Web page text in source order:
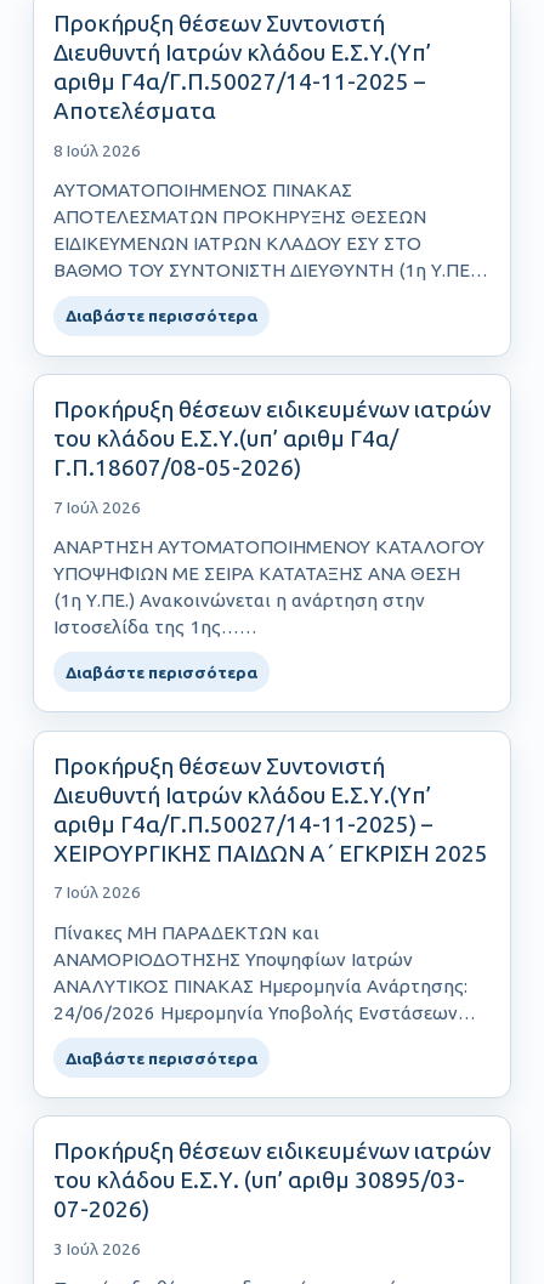
Προκήρυξη θέσεων Συντονιστή
Διευθυντή Ιατρών κλάδου Ε.Σ.Υ.(Yπ’
αριθμ Γ4α/Γ.Π.50027/14-11-2025 –
Αποτελέσματα
8 Ιούλ 2026
ΑΥΤΟΜΑΤΟΠΟΙΗΜΕΝΟΣ ΠΙΝΑΚΑΣ
ΑΠΟΤΕΛΕΣΜΑΤΩΝ ΠΡΟΚΗΡΥΞΗΣ ΘΕΣΕΩΝ
ΕΙΔΙΚΕΥΜΕΝΩΝ ΙΑΤΡΩΝ ΚΛΑΔΟΥ ΕΣΥ ΣΤΟ
ΒΑΘΜΟ ΤΟΥ ΣΥΝΤΟΝΙΣΤΗ ΔΙΕΥΘΥΝΤΗ (1η Υ.ΠΕ.)
Ανακοινώνεται η……
Διαβάστε περισσότερα
Προκήρυξη θέσεων ειδικευμένων ιατρών
του κλάδου Ε.Σ.Υ.(υπ’ αριθμ Γ4α/
Γ.Π.18607/08-05-2026)
7 Ιούλ 2026
ΑΝΑΡΤΗΣΗ ΑΥΤΟΜΑΤΟΠΟΙΗΜΕΝΟΥ ΚΑΤΑΛΟΓΟΥ
ΥΠΟΨΗΦΙΩΝ ΜΕ ΣΕΙΡΑ ΚΑΤΑΤΑΞΗΣ ΑΝΑ ΘΕΣΗ
(1η Υ.ΠΕ.) Ανακοινώνεται η ανάρτηση στην
Ιστοσελίδα της 1ης……
Διαβάστε περισσότερα
Προκήρυξη θέσεων Συντονιστή
Διευθυντή Ιατρών κλάδου Ε.Σ.Υ.(Yπ’
αριθμ Γ4α/Γ.Π.50027/14-11-2025) –
ΧΕΙΡΟΥΡΓΙΚΗΣ ΠΑΙΔΩΝ Α΄ ΕΓΚΡΙΣΗ 2025
7 Ιούλ 2026
Πίνακες ΜΗ ΠΑΡΑΔΕΚΤΩΝ και
ΑΝΑΜΟΡΙΟΔΟΤΗΣΗΣ Υποψηφίων Ιατρών
ΑΝΑΛΥΤΙΚΟΣ ΠΙΝΑΚΑΣ Ημερομηνία Ανάρτησης:
24/06/2026 Ημερομηνία Υποβολής Ενστάσεων
έως και: 30/06/2026……
Διαβάστε περισσότερα
Προκήρυξη θέσεων ειδικευμένων ιατρών
του κλάδου Ε.Σ.Υ. (υπ’ αριθμ 30895/03-
07-2026)
3 Ιούλ 2026